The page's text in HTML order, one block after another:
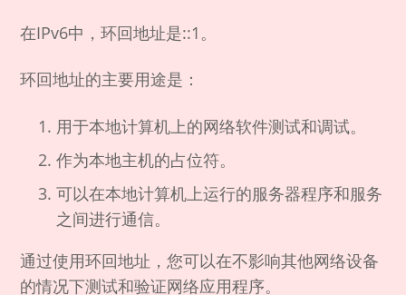
在IPv6中，环回地址是::1。
环回地址的主要用途是：
用于本地计算机上的网络软件测试和调试。
作为本地主机的占位符。
可以在本地计算机上运行的服务器程序和服务
之间进行通信。
通过使用环回地址，您可以在不影响其他网络设备
的情况下测试和验证网络应用程序。